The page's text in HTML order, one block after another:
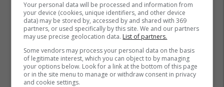
Your personal data will be processed and information from
your device (cookies, unique identifiers, and other device
data) may be stored by, accessed by and shared with 369
partners, or used specifically by this site. We and our partners
may use precise geolocation data. List of partners.
Some vendors may process your personal data on the basis
of legitimate interest, which you can object to by managing
your options below. Look for a link at the bottom of this page
or in the site menu to manage or withdraw consent in privacy
and cookie settings.